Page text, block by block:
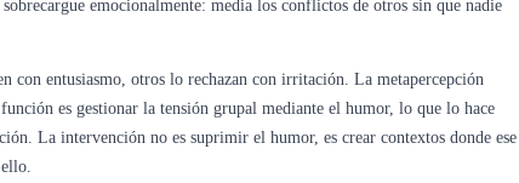
emocionalmente: media los conflictos de otros sin que nadie
con entusiasmo, otros lo rechazan con irritación. La metapercepción
es gestionar la tensión grupal mediante el humor, lo que lo hace
La intervención no es suprimir el humor, es crear contextos donde ese